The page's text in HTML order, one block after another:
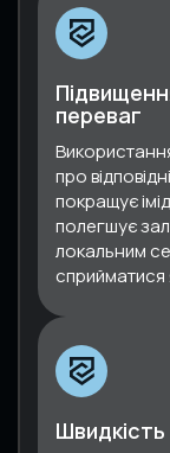
переваг
про
покращує
полегшує
локальним
сприйматися